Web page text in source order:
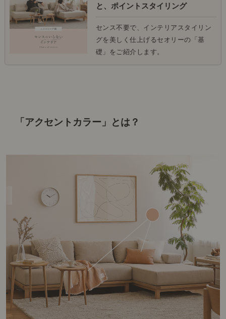
と、ポイントスタイリング
センス不要で、インテリアスタイリン
グを美しく仕上げるセオリーの「基
礎」をご紹介します。
「アクセントカラー」とは？